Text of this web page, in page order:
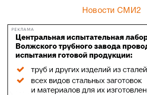
Новости СМИ2
РЕКЛАМА